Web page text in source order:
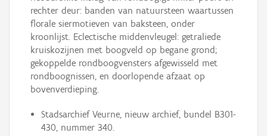
rechter deur: banden van natuursteen waartussen
florale siermotieven van baksteen, onder
kroonlijst. Eclectische middenvleugel: getraliede
kruiskozijnen met boogveld op begane grond;
gekoppelde rondboogvensters afgewisseld met
rondboognissen, en doorlopende afzaat op
bovenverdieping.
Stadsarchief Veurne, nieuw archief, bundel B301-
430, nummer 340.